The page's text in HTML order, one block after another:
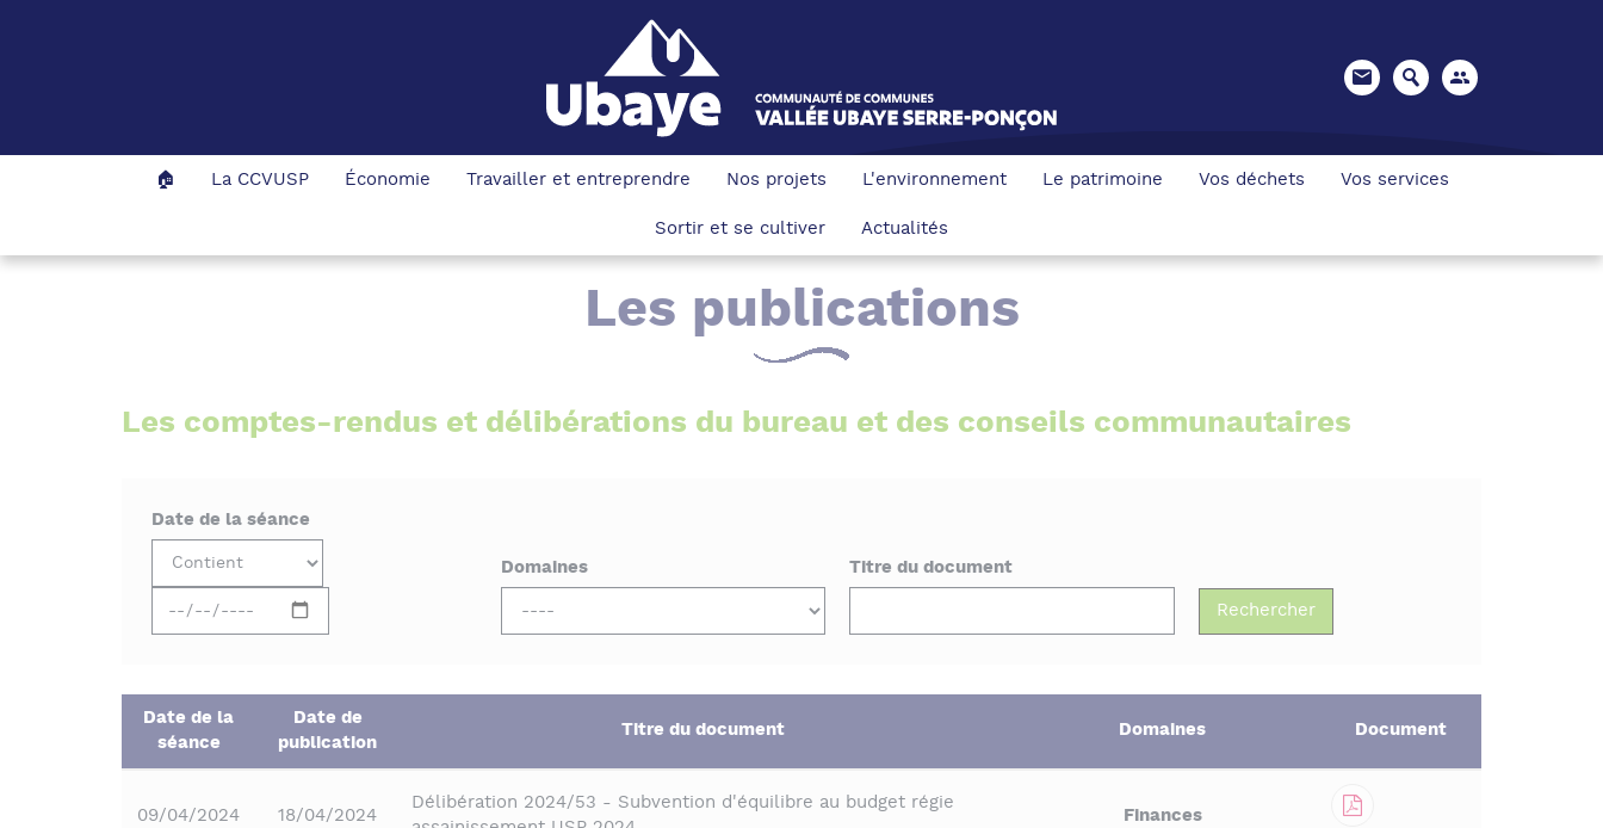
🏠 La CCVUSP Économie Travailler et entreprendre Nos projets L'environnement Le patrimoine Vos déchets Vos services
Sortir et se cultiver Actualités
Les publications
Les comptes-rendus et délibérations du bureau et des conseils communautaires
Date de la séance
Domaines Titre du document
Date de la
séance
Date de
publication
Titre du document Domaines Document
09/04/2024 18/04/2024
Délibération 2024/53 - Subvention d'équilibre au budget régie
Finances